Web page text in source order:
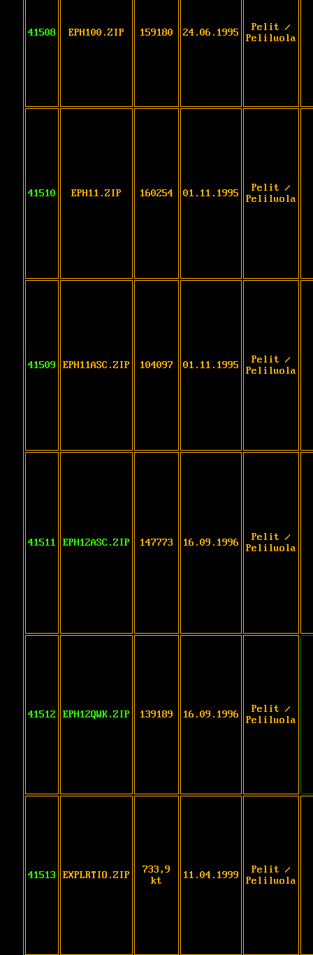
41508 EPH100.ZIP 159180 24.06.1995
Pelit /
Peliluola
41510 EPH11.ZIP 160254 01.11.1995
Pelit /
Peliluola
41509 EPH11ASC.ZIP 104097 01.11.1995
Pelit /
Peliluola
41511 EPH12ASC.ZIP 147773 16.09.1996
Pelit /
Peliluola
41512 EPH12QWK.ZIP 139189 16.09.1996
Pelit /
Peliluola
41513 EXPLRTIO.ZIP
733,9
kt
11.04.1999
Pelit /
Peliluola